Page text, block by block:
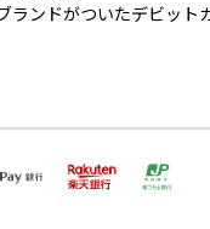
ランドがついたデビット